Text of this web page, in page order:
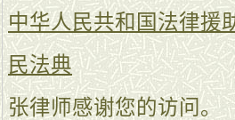
中华人民共和国法律援
民法典
张律师感谢您的访问。